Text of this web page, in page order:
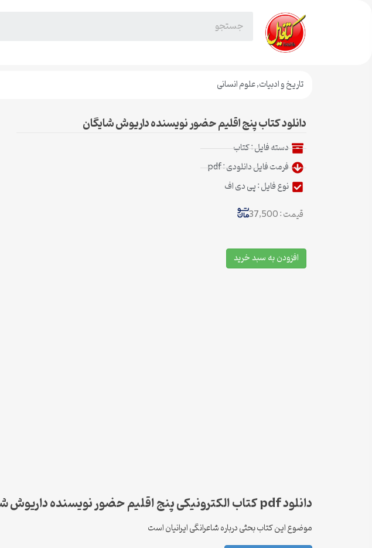
تاریخ و ادبیات,علوم انسانی
دانلود کتاب پنج اقلیم حضور نویسنده داریوش شایگان
دسته فایل :کتاب
فرمت فایل دانلودی : pdf
نوع فایل : پی دی اف
قیمت : 37,500
افزودن به سبد خرید
دانلود pdf کتاب الکترونیکی پنج اقلیم حضور نویسنده داریوش شایگان
موضوع این کتاب بحثی درباره شاعرانگی ایرانیان است